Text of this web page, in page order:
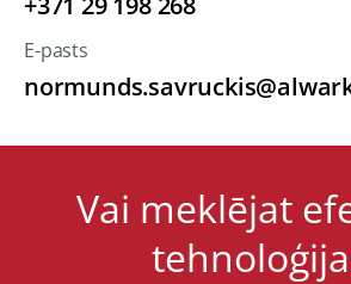
E-pasts
Vai meklējat